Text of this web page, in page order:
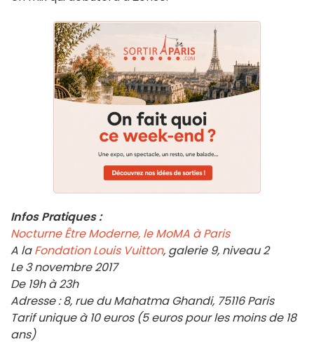
Infos Pratiques :
Nocturne Être Moderne, le MoMA à Paris
A laFondation Louis Vuitton, galerie 9, niveau 2
Le 3 novembre 2017
De 19h à 23h
Adresse : 8, rue du Mahatma Ghandi, 75116 Paris
Tarif unique à 10 euros (5 euros pour les moins de 18
ans)